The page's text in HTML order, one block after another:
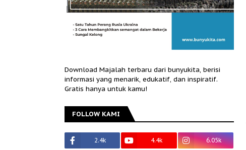
Download Majalah terbaru dari bunyukita, berisi
informasi yang menarik, edukatif, dan inspiratif.
Gratis hanya untuk kamu!
FOLLOW KAMI
2.4k 4.4k 6.05k